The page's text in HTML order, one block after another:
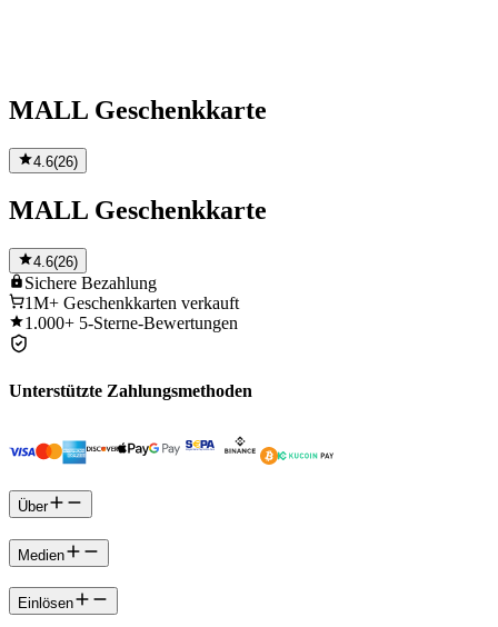
MALL Geschenkkarte
4.6(26)
MALL Geschenkkarte
4.6(26)
Sichere Bezahlung
1M+ Geschenkkarten verkauft
1.000+ 5-Sterne-Bewertungen
Unterstützte Zahlungsmethoden
Über
Medien
Einlösen